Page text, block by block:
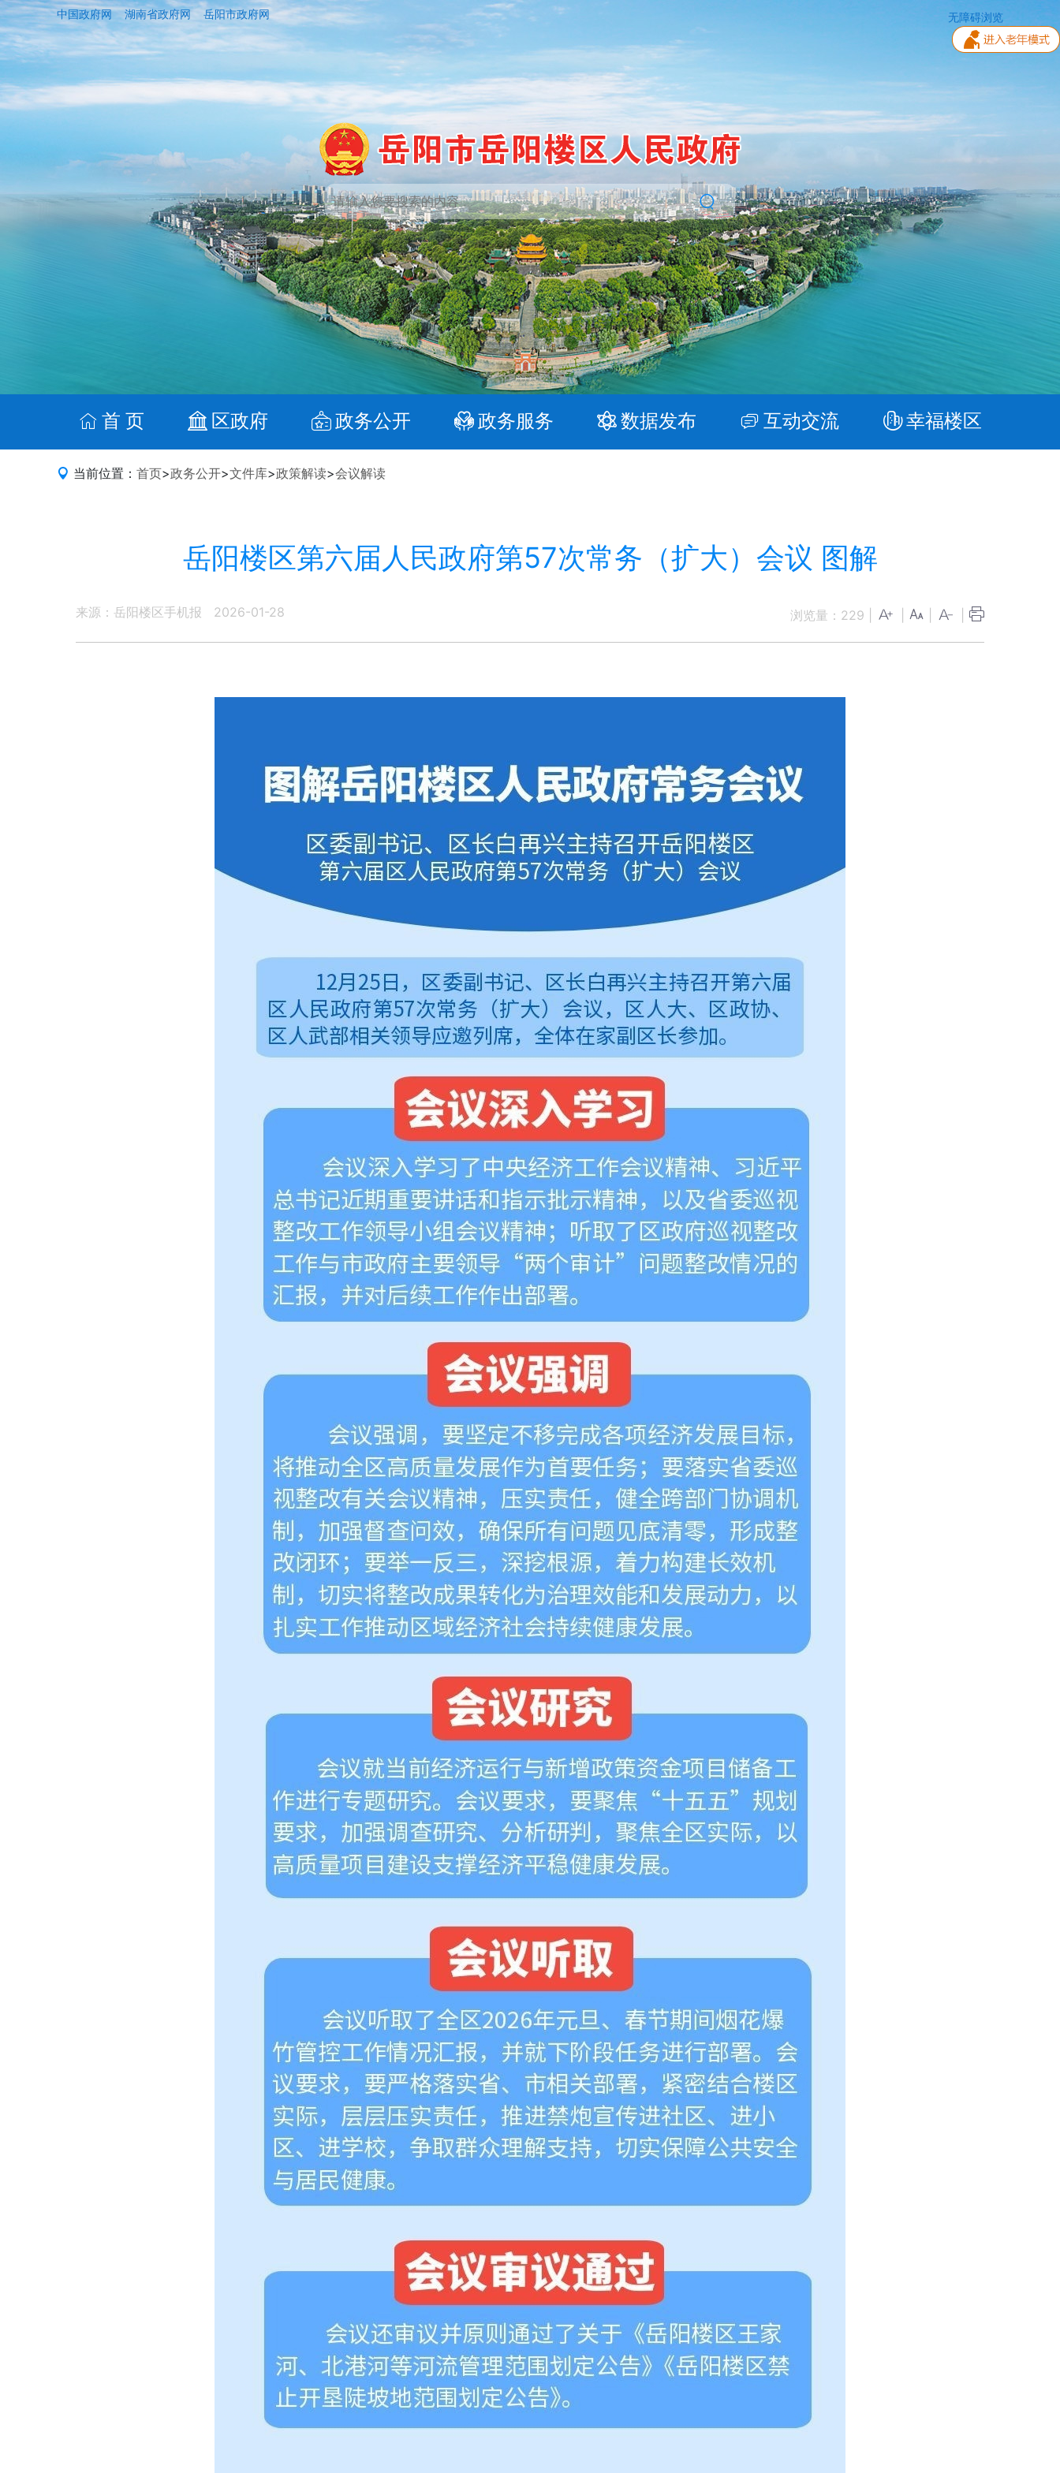
中国政府网 湖南省政府网 岳阳市政府网 无障碍浏览
首 页 区政府 政务公开 政务服务 数据发布 互动交流 幸福楼区
当前位置： 首页>政务公开>文件库>政策解读>会议解读
岳阳楼区第六届人民政府第57次常务（扩大）会议 图解
来源：岳阳楼区手机报 2026-01-28 浏览量： 229